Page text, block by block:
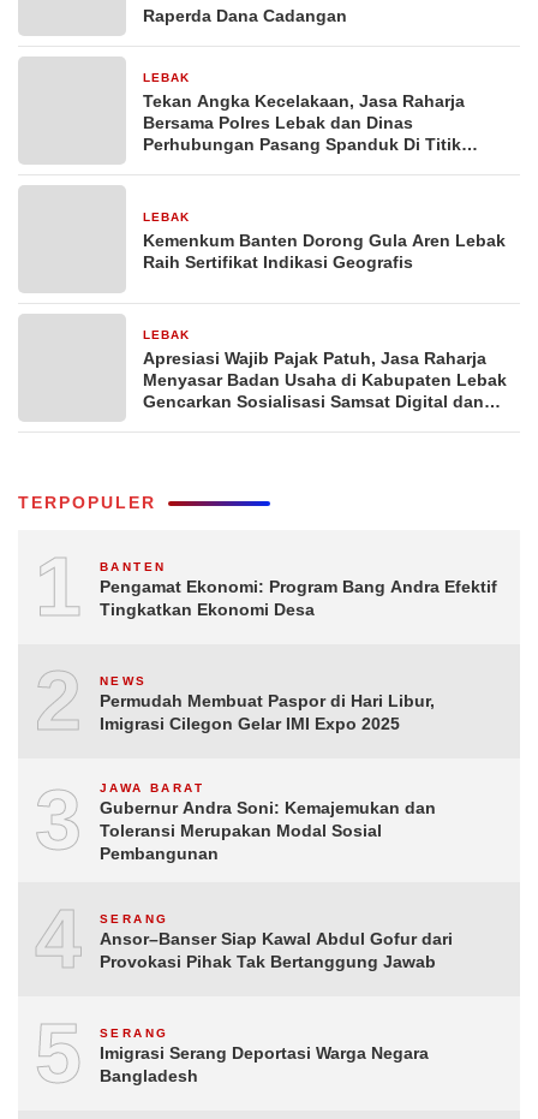
Raperda Dana Cadangan
LEBAK
Tekan Angka Kecelakaan, Jasa Raharja
Bersama Polres Lebak dan Dinas
Perhubungan Pasang Spanduk Di Titik
LEBAK
Kemenkum Banten Dorong Gula Aren Lebak
Raih Sertifikat Indikasi Geografis
LEBAK
Apresiasi Wajib Pajak Patuh, Jasa Raharja
Menyasar Badan Usaha di Kabupaten Lebak
Gencarkan Sosialisasi Samsat Digital dan
TERPOPULER
1 BANTEN
Pengamat Ekonomi: Program Bang Andra Efektif
Tingkatkan Ekonomi Desa
2 NEWS
Permudah Membuat Paspor di Hari Libur,
Imigrasi Cilegon Gelar IMI Expo 2025
3 JAWA BARAT
Gubernur Andra Soni: Kemajemukan dan
Toleransi Merupakan Modal Sosial
Pembangunan
4 SERANG
Ansor–Banser Siap Kawal Abdul Gofur dari
Provokasi Pihak Tak Bertanggung Jawab
5 SERANG
Imigrasi Serang Deportasi Warga Negara
Bangladesh